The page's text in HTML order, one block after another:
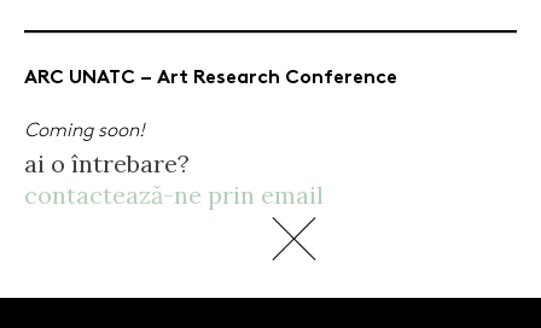
ARC UNATC – Art Research Conference
Coming soon!
ai o întrebare?
contactează-ne prin email